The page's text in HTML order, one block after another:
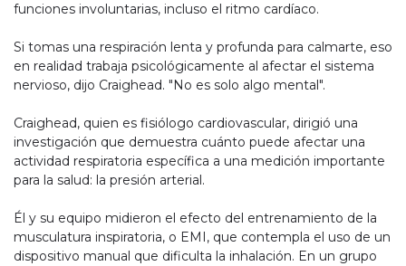
funciones involuntarias, incluso el ritmo cardíaco.
Si tomas una respiración lenta y profunda para calmarte, eso
en realidad trabaja psicológicamente al afectar el sistema
nervioso, dijo Craighead. "No es solo algo mental".
Craighead, quien es fisiólogo cardiovascular, dirigió una
investigación que demuestra cuánto puede afectar una
actividad respiratoria específica a una medición importante
para la salud: la presión arterial.
Él y su equipo midieron el efecto del entrenamiento de la
musculatura inspiratoria, o EMI, que contempla el uso de un
dispositivo manual que dificulta la inhalación. En un grupo